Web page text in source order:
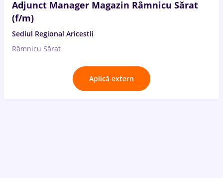
Adjunct Manager Magazin Râmnicu Sărat
(f/m)
Sediul Regional Aricestii
Râmnicu Sărat
Aplică extern